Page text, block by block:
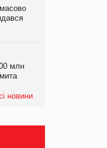
млн
новини
млн